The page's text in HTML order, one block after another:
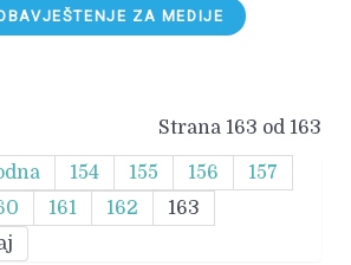
ZA MEDIJE
Strana 163 od 163
154 155 156
157
161 162
163